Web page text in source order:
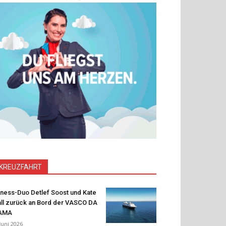
KREUZFAHRT
Duo Detlef Soost und Kate
zurück an Bord der VASCO DA
2026